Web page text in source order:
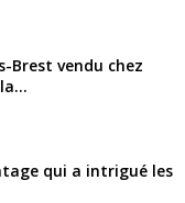
Brest vendu chez
qui a intrigué les